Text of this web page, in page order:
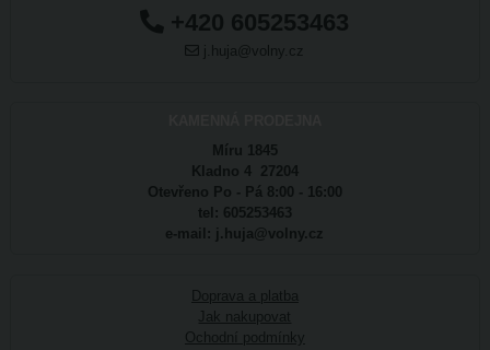
+420 605253463
j.huja@volny.cz
Míru 1845
Kladno 4 27204
Otevřeno Po - Pá 8:00 - 16:00
tel: 605253463
e-mail: j.huja@volny.cz
Doprava a platba
Jak nakupovat
Ochodní podmínky